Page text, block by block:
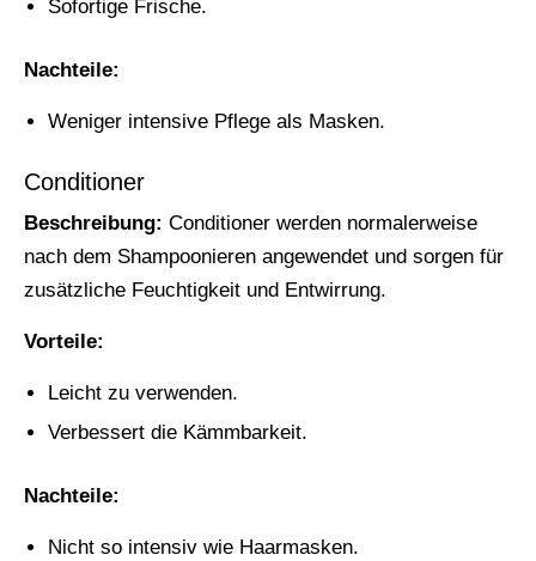
Sofortige Frische.
Nachteile:
Weniger intensive Pflege als Masken.
Conditioner
Beschreibung: Conditioner werden normalerweise
nach dem Shampoonieren angewendet und sorgen für
zusätzliche Feuchtigkeit und Entwirrung.
Vorteile:
Leicht zu verwenden.
Verbessert die Kämmbarkeit.
Nachteile:
Nicht so intensiv wie Haarmasken.